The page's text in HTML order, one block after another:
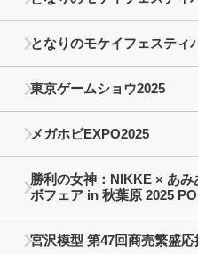
となりのモケイフェスティ
東京ゲームショウ2025
メガホビEXPO2025
勝利の女神：NIKKE × あ
ボフェア in 秋葉原 2025
宮沢模型 第47回商売繁盛